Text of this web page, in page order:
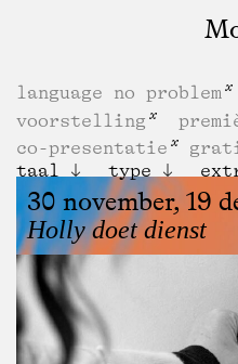
language no problem
voorstelling
co-presentatie
taal
type
30 november, 19
Holly doet dienst